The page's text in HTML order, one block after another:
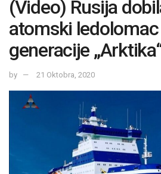
(Video) Rusija
atomski
generacije
by 21 Oktobra, 2020